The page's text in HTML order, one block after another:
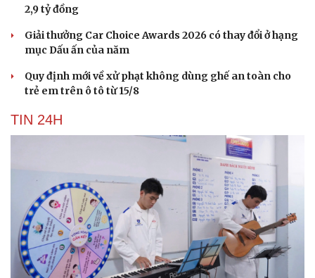
Tư vấn
Săn Tour
check-in
Podcast
Câu chuyện thời sự
Đọc truyện đêm khuya
Cửa sổ tình yêu
Kể chuyện cho bé
Hạt giống tâm hồn
2,9 tỷ đồng
Giải thưởng Car Choice Awards 2026 có thay đổi ở hạng
mục Dấu ấn của năm
Quy định mới về xử phạt không dùng ghế an toàn cho
trẻ em trên ô tô từ 15/8
TIN 24H